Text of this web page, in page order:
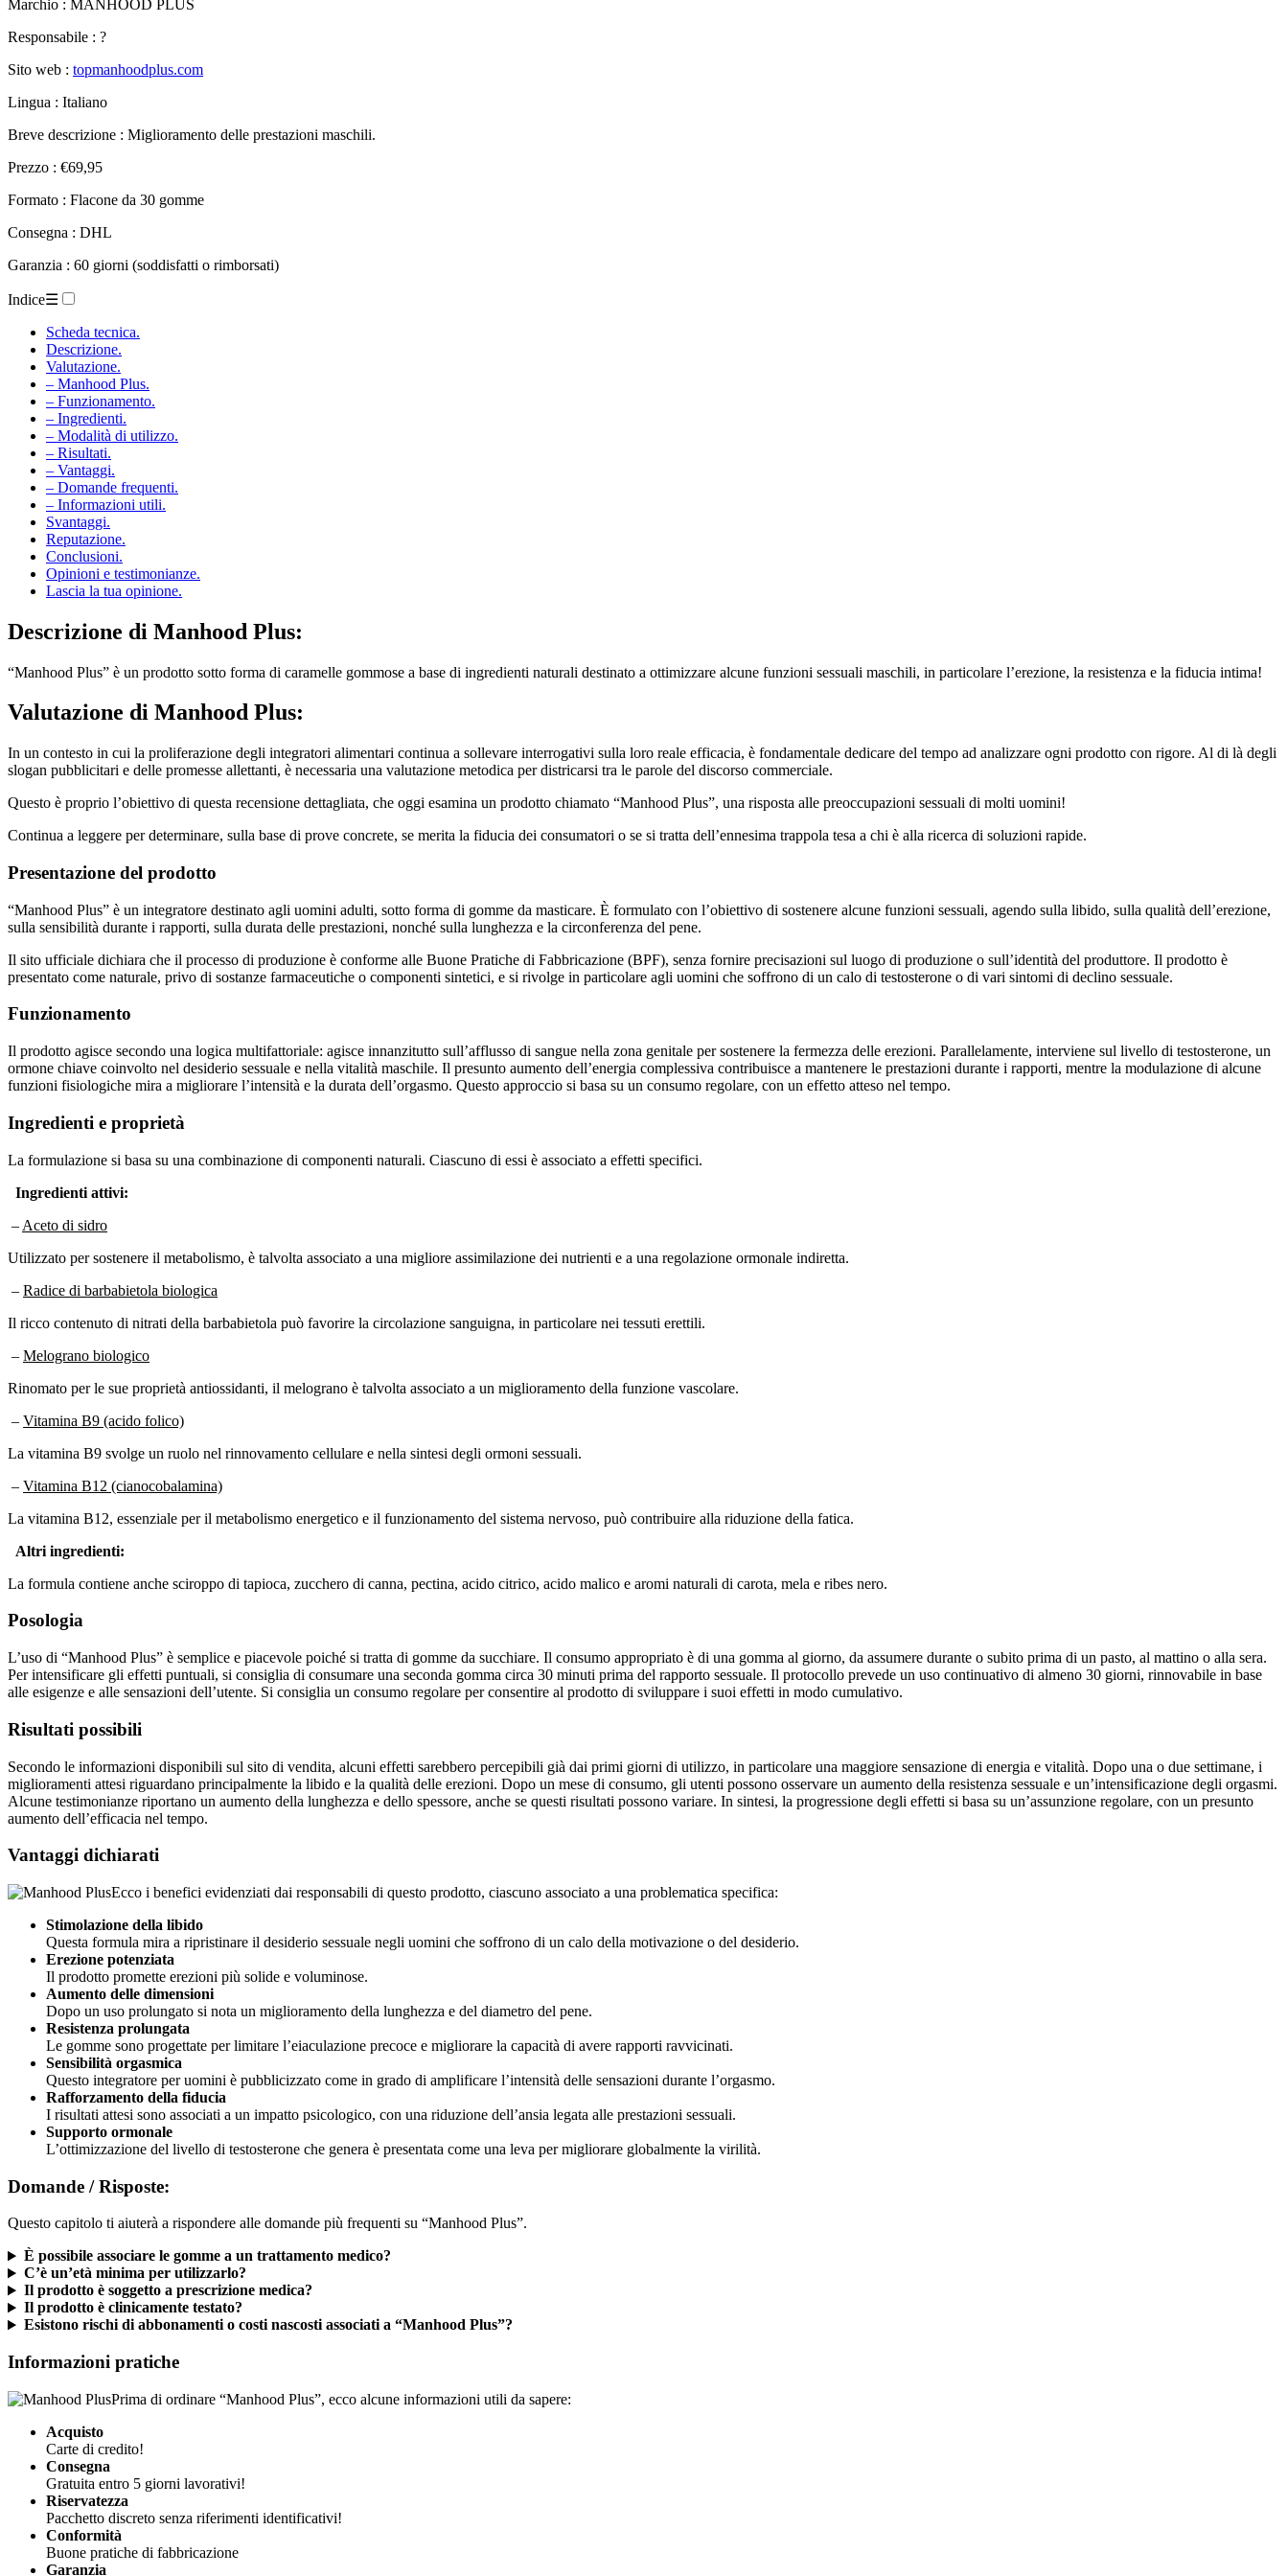
Marchio : MANHOOD PLUS
Responsabile : ?
Sito web : topmanhoodplus.com
Lingua : Italiano
Breve descrizione : Miglioramento delle prestazioni maschili.
Prezzo : €69,95
Formato : Flacone da 30 gomme
Consegna : DHL
Garanzia : 60 giorni (soddisfatti o rimborsati)
Indice☰
Scheda tecnica.
Descrizione.
Valutazione.
– Manhood Plus.
– Funzionamento.
– Ingredienti.
– Modalità di utilizzo.
– Risultati.
– Vantaggi.
– Domande frequenti.
– Informazioni utili.
Svantaggi.
Reputazione.
Conclusioni.
Opinioni e testimonianze.
Lascia la tua opinione.
Descrizione di Manhood Plus:
“Manhood Plus” è un prodotto sotto forma di caramelle gommose a base di ingredienti naturali destinato a ottimizzare alcune funzioni sessuali maschili, in particolare l’erezione, la resistenza e la fiducia intima!
Valutazione di Manhood Plus:
In un contesto in cui la proliferazione degli integratori alimentari continua a sollevare interrogativi sulla loro reale efficacia, è fondamentale dedicare del tempo ad analizzare ogni prodotto con rigore. Al di là degli
slogan pubblicitari e delle promesse allettanti, è necessaria una valutazione metodica per districarsi tra le parole del discorso commerciale.
Questo è proprio l’obiettivo di questa recensione dettagliata, che oggi esamina un prodotto chiamato “Manhood Plus”, una risposta alle preoccupazioni sessuali di molti uomini!
Continua a leggere per determinare, sulla base di prove concrete, se merita la fiducia dei consumatori o se si tratta dell’ennesima trappola tesa a chi è alla ricerca di soluzioni rapide.
Presentazione del prodotto
“Manhood Plus” è un integratore destinato agli uomini adulti, sotto forma di gomme da masticare. È formulato con l’obiettivo di sostenere alcune funzioni sessuali, agendo sulla libido, sulla qualità dell’erezione,
sulla sensibilità durante i rapporti, sulla durata delle prestazioni, nonché sulla lunghezza e la circonferenza del pene.
Il sito ufficiale dichiara che il processo di produzione è conforme alle Buone Pratiche di Fabbricazione (BPF), senza fornire precisazioni sul luogo di produzione o sull’identità del produttore. Il prodotto è
presentato come naturale, privo di sostanze farmaceutiche o componenti sintetici, e si rivolge in particolare agli uomini che soffrono di un calo di testosterone o di vari sintomi di declino sessuale.
Funzionamento
Il prodotto agisce secondo una logica multifattoriale: agisce innanzitutto sull’afflusso di sangue nella zona genitale per sostenere la fermezza delle erezioni. Parallelamente, interviene sul livello di testosterone, un
ormone chiave coinvolto nel desiderio sessuale e nella vitalità maschile. Il presunto aumento dell’energia complessiva contribuisce a mantenere le prestazioni durante i rapporti, mentre la modulazione di alcune
funzioni fisiologiche mira a migliorare l’intensità e la durata dell’orgasmo. Questo approccio si basa su un consumo regolare, con un effetto atteso nel tempo.
Ingredienti e proprietà
La formulazione si basa su una combinazione di componenti naturali. Ciascuno di essi è associato a effetti specifici.
Ingredienti attivi:
– Aceto di sidro
Utilizzato per sostenere il metabolismo, è talvolta associato a una migliore assimilazione dei nutrienti e a una regolazione ormonale indiretta.
– Radice di barbabietola biologica
Il ricco contenuto di nitrati della barbabietola può favorire la circolazione sanguigna, in particolare nei tessuti erettili.
– Melograno biologico
Rinomato per le sue proprietà antiossidanti, il melograno è talvolta associato a un miglioramento della funzione vascolare.
– Vitamina B9 (acido folico)
La vitamina B9 svolge un ruolo nel rinnovamento cellulare e nella sintesi degli ormoni sessuali.
– Vitamina B12 (cianocobalamina)
La vitamina B12, essenziale per il metabolismo energetico e il funzionamento del sistema nervoso, può contribuire alla riduzione della fatica.
Altri ingredienti:
La formula contiene anche sciroppo di tapioca, zucchero di canna, pectina, acido citrico, acido malico e aromi naturali di carota, mela e ribes nero.
Posologia
L’uso di “Manhood Plus” è semplice e piacevole poiché si tratta di gomme da succhiare. Il consumo appropriato è di una gomma al giorno, da assumere durante o subito prima di un pasto, al mattino o alla sera.
Per intensificare gli effetti puntuali, si consiglia di consumare una seconda gomma circa 30 minuti prima del rapporto sessuale. Il protocollo prevede un uso continuativo di almeno 30 giorni, rinnovabile in base
alle esigenze e alle sensazioni dell’utente. Si consiglia un consumo regolare per consentire al prodotto di sviluppare i suoi effetti in modo cumulativo.
Risultati possibili
Secondo le informazioni disponibili sul sito di vendita, alcuni effetti sarebbero percepibili già dai primi giorni di utilizzo, in particolare una maggiore sensazione di energia e vitalità. Dopo una o due settimane, i
miglioramenti attesi riguardano principalmente la libido e la qualità delle erezioni. Dopo un mese di consumo, gli utenti possono osservare un aumento della resistenza sessuale e un’intensificazione degli orgasmi.
Alcune testimonianze riportano un aumento della lunghezza e dello spessore, anche se questi risultati possono variare. In sintesi, la progressione degli effetti si basa su un’assunzione regolare, con un presunto
aumento dell’efficacia nel tempo.
Vantaggi dichiarati
Ecco i benefici evidenziati dai responsabili di questo prodotto, ciascuno associato a una problematica specifica:
Stimolazione della libido
Questa formula mira a ripristinare il desiderio sessuale negli uomini che soffrono di un calo della motivazione o del desiderio.
Erezione potenziata
Il prodotto promette erezioni più solide e voluminose.
Aumento delle dimensioni
Dopo un uso prolungato si nota un miglioramento della lunghezza e del diametro del pene.
Resistenza prolungata
Le gomme sono progettate per limitare l’eiaculazione precoce e migliorare la capacità di avere rapporti ravvicinati.
Sensibilità orgasmica
Questo integratore per uomini è pubblicizzato come in grado di amplificare l’intensità delle sensazioni durante l’orgasmo.
Rafforzamento della fiducia
I risultati attesi sono associati a un impatto psicologico, con una riduzione dell’ansia legata alle prestazioni sessuali.
Supporto ormonale
L’ottimizzazione del livello di testosterone che genera è presentata come una leva per migliorare globalmente la virilità.
Domande / Risposte:
Questo capitolo ti aiuterà a rispondere alle domande più frequenti su “Manhood Plus”.
È possibile associare le gomme a un trattamento medico?
C’è un’età minima per utilizzarlo?
Il prodotto è soggetto a prescrizione medica?
Il prodotto è clinicamente testato?
Esistono rischi di abbonamenti o costi nascosti associati a “Manhood Plus”?
Informazioni pratiche
Prima di ordinare “Manhood Plus”, ecco alcune informazioni utili da sapere:
Acquisto
Carte di credito!
Consegna
Gratuita entro 5 giorni lavorativi!​
Riservatezza
Pacchetto discreto senza riferimenti identificativi!
Conformità
Buone pratiche di fabbricazione
Garanzia